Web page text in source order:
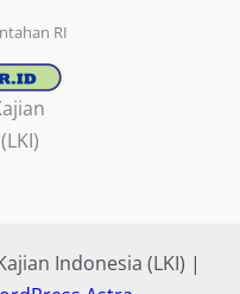
RI
Indonesia (LKI) |